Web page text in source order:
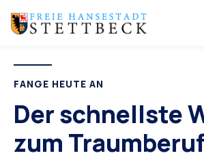
FANGE HEUTE AN
Der schnellste
zum Traumberuf